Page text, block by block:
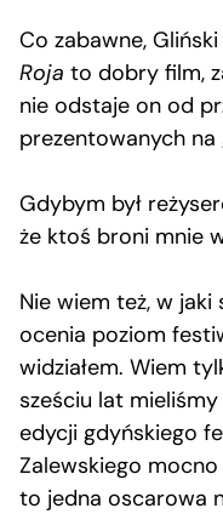
Co zabawne,
Roja to dobry film,
nie odstaje on od
prezentowanych
Gdybym był
że ktoś broni mnie
Nie wiem też, w
ocenia poziom
widziałem. Wiem
sześciu lat
edycji gdyńskiego
Zalewskiego
to jedna oscarowa